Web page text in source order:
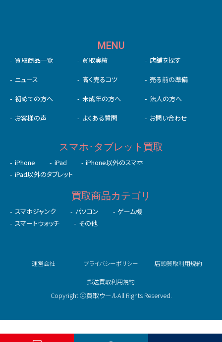
MENU
買取商品一覧 買取実績 店舗を探す
ニュース 高く売るコツ 売る前の準備
初めての⽅へ 未成年の⽅へ 法人の方へ
お客様の声 よくある質問 お問い合わせ
スマホ･タブレット買取
iPhone iPad
iPhone以外のスマホ
iPad以外のタブレット
買取商品カテゴリ
スマホジャンク パソコン
ゲーム機
スマートウォッチ
その他
Copyright ⓒ買取ウールAll Rights Reserved.
運営会社 プライバシーポリシー 店頭買取利用規約
郵送買取利用規約